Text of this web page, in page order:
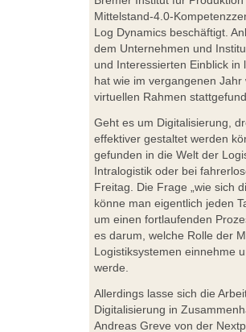
Mittelstand-4.0-
Log Dynamics beschäftigt.
dem Unternehmen und
und Interessierten Einblick in
hat wie im vergangenen
virtuellen Rahmen
Geht es um Digitalisierung,
effektiver gestaltet werden
gefunden in die Welt der
Intralogistik oder bei
Freitag. Die Frage „wie sich
könne man eigentlich jeden
um einen fortlaufenden
es darum, welche Rolle der
Logistiksystemen einnehme
werde.
Allerdings lasse sich die
Digitalisierung in
Andreas Greve von der